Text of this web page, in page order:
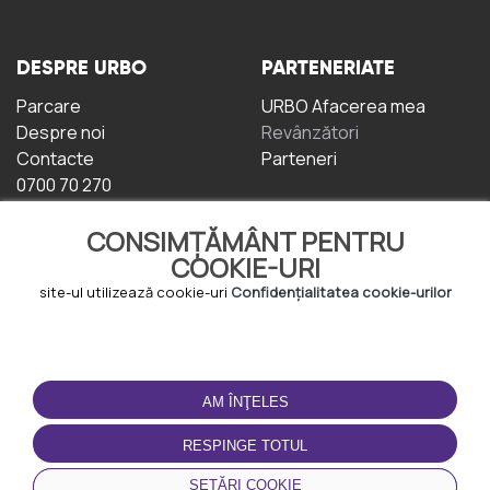
CONSIMȚĂMÂNT PENTRU
COOKIE-URI
site-ul utilizează cookie-uri Confidențialitatea cookie-urilor
AM ÎNŢELES
RESPINGE TOTUL
SETĂRI COOKIE
DESPRE URBO
Parcare
Despre noi
Contacte
0700 70 270
PARTENERIATE
URBO Afacerea mea
Revânzători
Parteneri
TERMENI DE UTILIZARE
Termeni și condiții
Politica de
Confidențialitate
Politica de cookie-uri
DESCĂRCAȚI
APLICAȚIA